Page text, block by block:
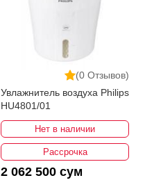
(0 Отзывов)
Увлажнитель воздуха Philips
HU4801/01
Нет в наличии
Рассрочка
2 062 500 сум